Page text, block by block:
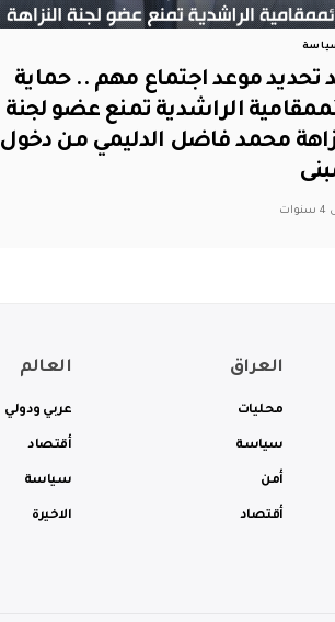
تحديد موعد اجتماع مهم .. حماية
الراشدية تمنع عضو لجنة
محمد فاضل الدليمي من دخول
العراق
محليات
سياسة
أمن
أقتصاد
العالم
عربي ودولي
أقتصاد
سياسة
الاخيرة